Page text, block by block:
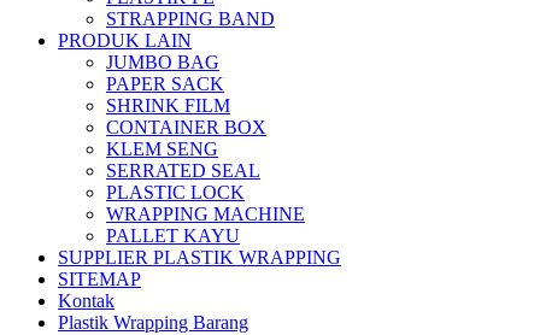
STRAPPING BAND
PRODUK LAIN
JUMBO BAG
PAPER SACK
SHRINK FILM
CONTAINER BOX
KLEM SENG
SERRATED SEAL
PLASTIC LOCK
WRAPPING MACHINE
PALLET KAYU
SUPPLIER PLASTIK WRAPPING
SITEMAP
Kontak
Plastik Wrapping Barang